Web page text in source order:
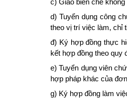
d) Tuyển dụng công
theo vị trí việc làm, chỉ
đ) Ký hợp đồng thực
kết hợp đồng theo quy
e) Tuyển dụng viên
hợp pháp khác của
g) Ký hợp đồng làm